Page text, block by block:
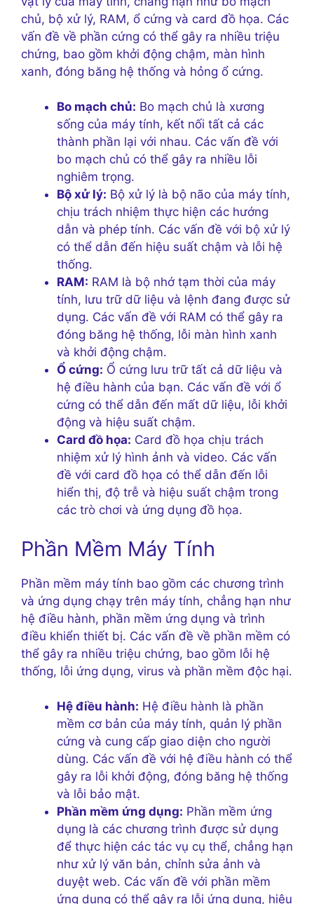
chủ, bộ xử lý, RAM, ổ cứng và card đồ họa. Các
vấn đề về phần cứng có thể gây ra nhiều triệu
chứng, bao gồm khởi động chậm, màn hình
xanh, đóng băng hệ thống và hỏng ổ cứng.
Bo mạch chủ: Bo mạch chủ là xương
sống của máy tính, kết nối tất cả các
thành phần lại với nhau. Các vấn đề với
bo mạch chủ có thể gây ra nhiều lỗi
nghiêm trọng.
Bộ xử lý: Bộ xử lý là bộ não của máy tính,
chịu trách nhiệm thực hiện các hướng
dẫn và phép tính. Các vấn đề với bộ xử lý
có thể dẫn đến hiệu suất chậm và lỗi hệ
thống.
RAM: RAM là bộ nhớ tạm thời của máy
tính, lưu trữ dữ liệu và lệnh đang được sử
dụng. Các vấn đề với RAM có thể gây ra
đóng băng hệ thống, lỗi màn hình xanh
và khởi động chậm.
Ổ cứng: Ổ cứng lưu trữ tất cả dữ liệu và
hệ điều hành của bạn. Các vấn đề với ổ
cứng có thể dẫn đến mất dữ liệu, lỗi khởi
động và hiệu suất chậm.
Card đồ họa: Card đồ họa chịu trách
nhiệm xử lý hình ảnh và video. Các vấn
đề với card đồ họa có thể dẫn đến lỗi
hiển thị, độ trễ và hiệu suất chậm trong
các trò chơi và ứng dụng đồ họa.
Phần Mềm Máy Tính
Phần mềm máy tính bao gồm các chương trình
và ứng dụng chạy trên máy tính, chẳng hạn như
hệ điều hành, phần mềm ứng dụng và trình
điều khiển thiết bị. Các vấn đề về phần mềm có
thể gây ra nhiều triệu chứng, bao gồm lỗi hệ
thống, lỗi ứng dụng, virus và phần mềm độc hại.
Hệ điều hành: Hệ điều hành là phần
mềm cơ bản của máy tính, quản lý phần
cứng và cung cấp giao diện cho người
dùng. Các vấn đề với hệ điều hành có thể
gây ra lỗi khởi động, đóng băng hệ thống
và lỗi bảo mật.
Phần mềm ứng dụng: Phần mềm ứng
dụng là các chương trình được sử dụng
để thực hiện các tác vụ cụ thể, chẳng hạn
như xử lý văn bản, chỉnh sửa ảnh và
duyệt web. Các vấn đề với phần mềm
ứng dụng có thể gây ra lỗi ứng dụng, hiệu